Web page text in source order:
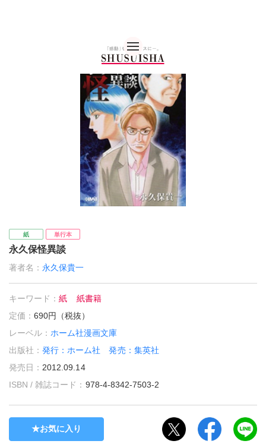
紙 単行本
永久保怪異談
著者名： 永久保貴一
キーワード：紙
紙書籍
定価：690円（税抜）
レーベル： ホーム社漫画文庫
出版社：発行：ホーム社 発売：集英社
発売日： 2012.09.14
ISBN / 雑誌コード： 978-4-8342-7503-2
お気に入り